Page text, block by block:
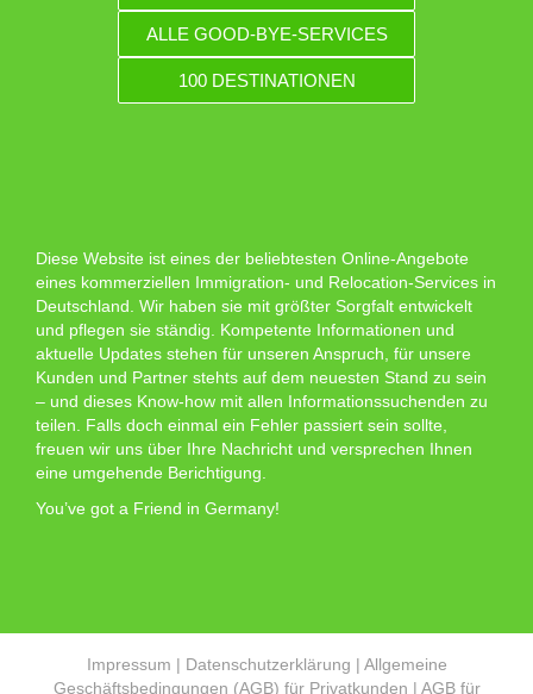
ALLE GOOD-BYE-SERVICES
100 DESTINATIONEN
Diese Website ist eines der beliebtesten Online-Angebote
eines kommerziellen Immigration- und Relocation-Services in
Deutschland. Wir haben sie mit größter Sorgfalt entwickelt
und pflegen sie ständig. Kompetente Informationen und
aktuelle Updates stehen für unseren Anspruch, für unsere
Kunden und Partner stehts auf dem neuesten Stand zu sein
– und dieses Know-how mit allen Informationssuchenden zu
teilen. Falls doch einmal ein Fehler passiert sein sollte,
freuen wir uns über Ihre Nachricht und versprechen Ihnen
eine umgehende Berichtigung.
You’ve got a Friend in Germany!
Impressum | Datenschutzerklärung | Allgemeine
Geschäftsbedingungen (AGB) für Privatkunden | AGB für